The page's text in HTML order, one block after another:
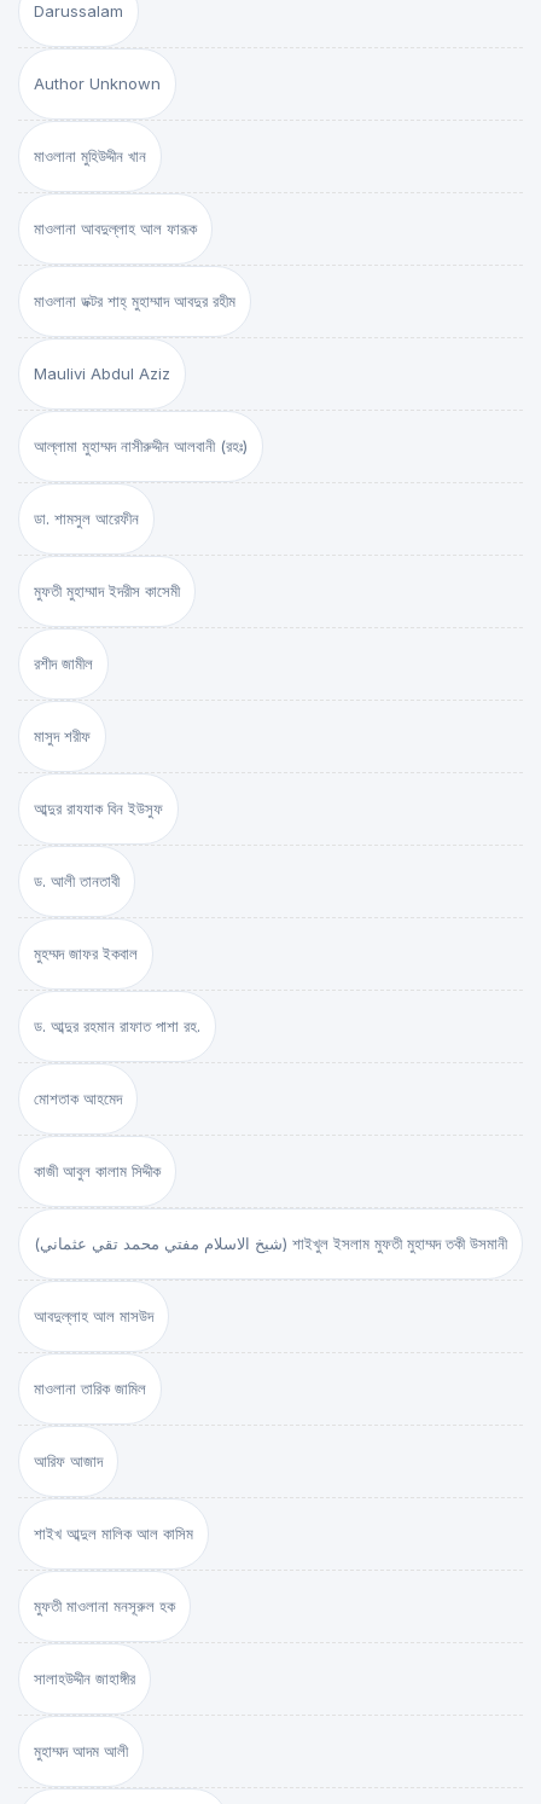
Darussalam
Author Unknown
মাওলানা মুহিউদ্দীন খান
মাওলানা আবদুল্লাহ আল ফারূক
মাওলানা ডক্টর শাহ্‌ মুহাম্মাদ আবদুর রহীম
Maulivi Abdul Aziz
আল্লামা মুহাম্মদ নাসীরুদ্দীন আলবানী (রহঃ)
ডা. শামসুল আরেফীন
মুফতী মুহাম্মাদ ইদরীস কাসেমী
রশীদ জামীল
মাসুদ শরীফ
আব্দুর রাযযাক বিন ইউসুফ
ড. আলী তানতাবী
মুহম্মদ জাফর ইকবাল
ড. আব্দুর রহমান রাফাত পাশা রহ.
মোশতাক আহমেদ
কাজী আবুল কালাম সিদ্দীক
(شيخ الاسلام مفتي محمد تقي عثماني) শাইখুল ইসলাম মুফতী মুহাম্মদ তকী উসমানী
আবদুল্লাহ আল মাসউদ
মাওলানা তারিক জামিল
আরিফ আজাদ
শাইখ আব্দুল মালিক আল কাসিম
মুফতী মাওলানা মনসূরুল হক
সালাহউদ্দীন জাহাঙ্গীর
মুহাম্মদ আদম আলী